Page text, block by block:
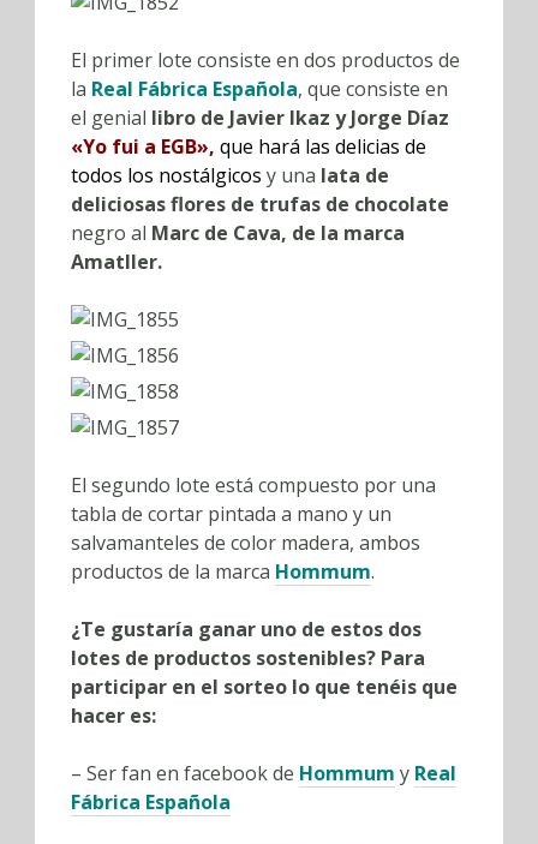
El primer lote consiste en dos productos de
la Real Fábrica Española, que consiste en
el genial libro de Javier Ikaz y Jorge Díaz
«Yo fui a EGB», que hará las delicias de
todos los nostálgicos y una lata de
deliciosas flores de trufas de chocolate
negro al Marc de Cava, de la marca
Amatller.
El segundo lote está compuesto por una
tabla de cortar pintada a mano y un
salvamanteles de color madera, ambos
productos de la marca Hommum.
¿Te gustaría ganar uno de estos dos
lotes de productos sostenibles? Para
participar en el sorteo lo que tenéis que
hacer es:
– Ser fan en facebook de Hommum y Real
Fábrica Española